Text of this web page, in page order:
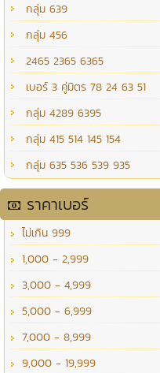
กลุ่ม 639
กลุ่ม 456
2465 2365 6365
เบอร์ 3 คู่มิตร 78 24 63 51
กลุ่ม 4289 6395
กลุ่ม 415 514 145 154
กลุ่ม 635 536 539 935
ราคาเบอร์
ไม่เกิน 999
1,000 - 2,999
3,000 - 4,999
5,000 - 6,999
7,000 - 8,999
9,000 - 19,999